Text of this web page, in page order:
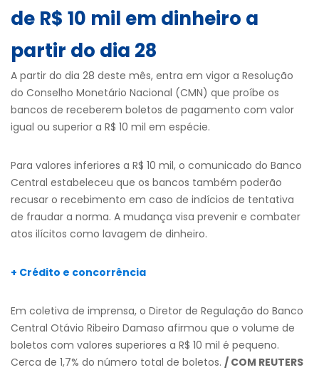
de R$ 10 mil em dinheiro a
partir do dia 28
A partir do dia 28 deste mês, entra em vigor a Resolução
do Conselho Monetário Nacional (CMN) que proíbe os
bancos de receberem boletos de pagamento com valor
igual ou superior a R$ 10 mil em espécie.
Para valores inferiores a R$ 10 mil, o comunicado do Banco
Central estabeleceu que os bancos também poderão
recusar o recebimento em caso de indícios de tentativa
de fraudar a norma. A mudança visa prevenir e combater
atos ilícitos como lavagem de dinheiro.
+ Crédito e concorrência
Em coletiva de imprensa, o Diretor de Regulação do Banco
Central Otávio Ribeiro Damaso afirmou que o volume de
boletos com valores superiores a R$ 10 mil é pequeno.
Cerca de 1,7% do número total de boletos. / COM REUTERS